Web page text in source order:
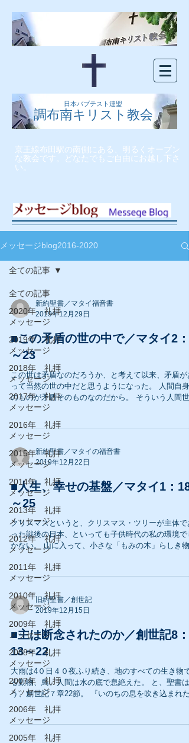
日本バプテスト連盟
調布南キリスト教会
京王線布田駅の南側にある、明るくオープン
な教会です。どなたでもご自由にお越し下さ
い。
メッセージblog2016-2020
全ての記事
2020年 礼拝
メッセージ
2019年 礼拝
メッセージ
2018年 礼拝
メッセージ
2017年 礼拝
メッセージ
2016年 礼拝
メッセージ
2015年 礼拝
メッセージ
2014年 礼拝
メッセージ
2013年 礼拝
メッセージ
2012年 礼拝
メッセージ
2011年 礼拝
メッセージ
2010年 礼拝
メッセージ
2009年 礼拝
メッセージ
2008年 礼拝
メッセージ
2007年 礼拝
メッセージ
2006年 礼拝
メッセージ
2005年 礼拝
全ての記事
新約聖書／マタイ福音書
2019年12月29日
■この矛盾の世の中で／マタイ2：7
～23
この世は矛盾なのだろうか、と考えて以来、矛盾が
って当然の世の中だと思うようになった。 人間自身
のものが矛盾そのものなのだから。 そういう人間世
で何とか生きて行こうとしている私たちはタフにな
ないと生きられない。 タフになるとは取り敢えず、
盾を受け入れることから始まる...
新約聖書／マタイの福音書
2019年12月22日
■人生、幸せの基盤／マタイ1：18
～25
クリスマスというと、クリスマス・ツリーが主体で
った戦後の日本、といっても子供時代の私の環境で
かない。 山に入って、小さな「もみの木」らしき物
た。 らしき物だらけでイエス不在、サンタ不在のク
スマス。...
旧約聖書／創世記
2019年12月15日
■主は断念されたのか／創世記8：
13～22
大雨は4０日４０夜ふり続き、地のすべての生き物で
る動物、鳥、人間は水の底で息絶えた。 と、聖書は
う、創世記７章22節。 『いのちの息を吹き込まれた
ので、乾いた地の上にいたものはみな死んだ。』 創
主はご自分が造られた地上の生き物達すべてを消し
られた。...